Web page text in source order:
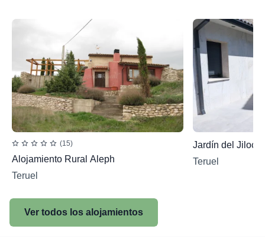
(15)
Alojamiento Rural Aleph
Teruel
Jardín del Jiloca
Teruel
Ver todos los alojamientos